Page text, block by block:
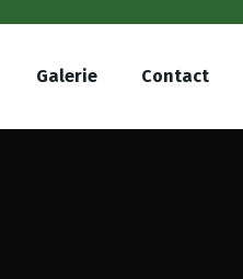
Galerie Contact